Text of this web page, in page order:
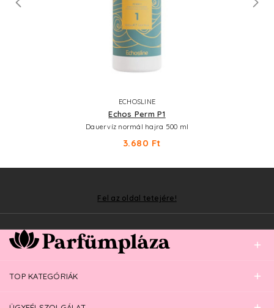
ECHOSLINE
Echos Perm P1
Dauervíz normál hajra 500 ml
3.680 Ft
Fel az oldal tetejére!
TOP KATEGÓRIÁK